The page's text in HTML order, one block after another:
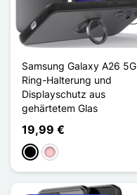
Samsung Galaxy A26 5G
Ring-Halterung und
Displayschutz aus
gehärtetem Glas
19,99 €
Schwarz
Pink